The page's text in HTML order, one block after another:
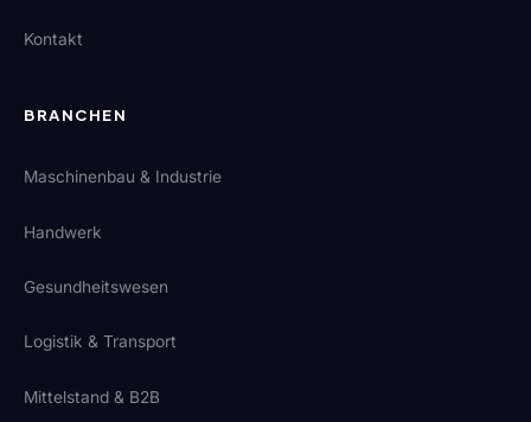
Kontakt
BRANCHEN
Maschinenbau & Industrie
Handwerk
Gesundheitswesen
Logistik & Transport
Mittelstand & B2B